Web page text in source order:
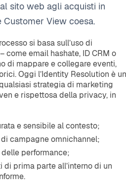
sito web agli acquisti in
Customer View coesa.
si basa sull’uso di
come email hashate, ID CRM o
di mappare e collegare eventi,
Oggi l’Identity Resolution è
strategia di marketing
e rispettosa della privacy, in
e sensibile al contesto;
campagne omnichannel;
performance;
prima parte all’interno di un